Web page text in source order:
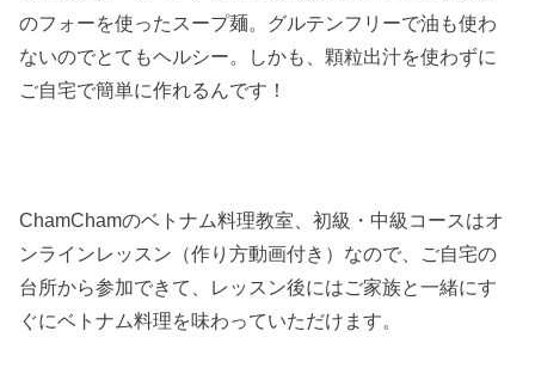
のフォーを使ったスープ麺。グルテンフリーで油も使わ
ないのでとてもヘルシー。しかも、顆粒出汁を使わずに
ご自宅で簡単に作れるんです！
ChamChamのベトナム料理教室、初級・中級コースはオ
ンラインレッスン（作り方動画付き）なので、ご自宅の
台所から参加できて、レッスン後にはご家族と一緒にす
ぐにベトナム料理を味わっていただけます。